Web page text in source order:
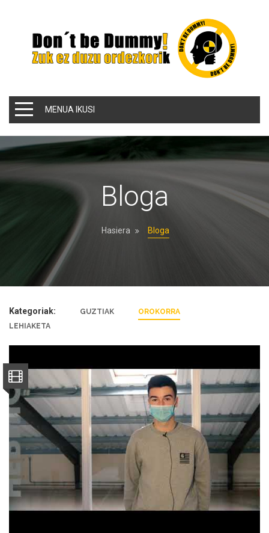
MENUA IKUSI
Bloga
Hasiera Bloga
Kategoriak: GUZTIAK
OROKORRA
LEHIAKETA